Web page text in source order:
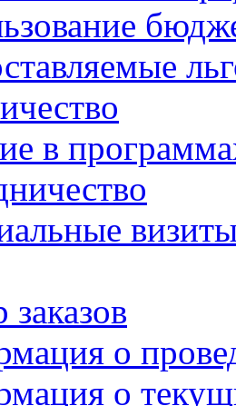
в
заказов
о
о